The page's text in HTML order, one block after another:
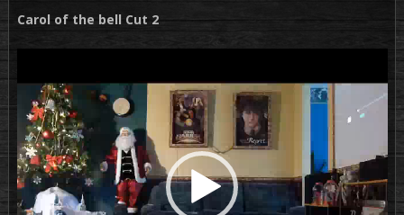
Carol of the bell Cut 2
vidéo